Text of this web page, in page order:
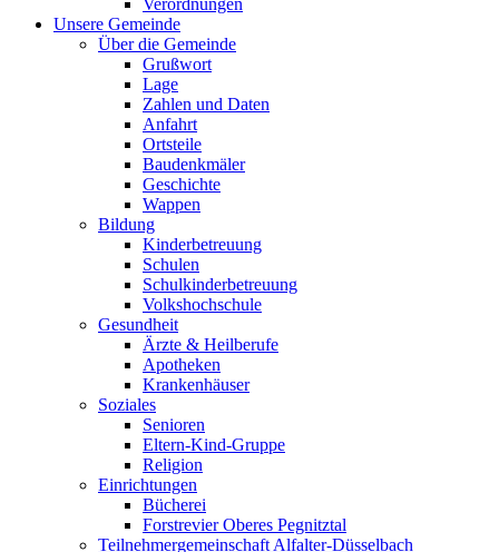
Verordnungen
Unsere Gemeinde
Über die Gemeinde
Grußwort
Lage
Zahlen und Daten
Anfahrt
Ortsteile
Baudenkmäler
Geschichte
Wappen
Bildung
Kinderbetreuung
Schulen
Schulkinderbetreuung
Volkshochschule
Gesundheit
Ärzte & Heilberufe
Apotheken
Krankenhäuser
Soziales
Senioren
Eltern-Kind-Gruppe
Religion
Einrichtungen
Bücherei
Forstrevier Oberes Pegnitztal
Teilnehmergemeinschaft Alfalter-Düsselbach